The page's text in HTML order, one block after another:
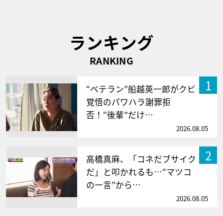
ランキング
RANKING
1
“ベテラン”船越英一郎がクビ
覚悟のパワハラ謝罪拒
否！“後輩”だけ…
2026.08.05
2
高橋真麻、「コネだブサイク
だ」と叩かれるも…“マツコ
の一言”から…
2026.08.05